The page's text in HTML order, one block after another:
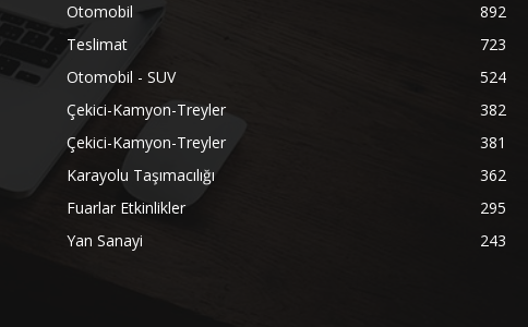
Otomobil
892
Teslimat
723
Otomobil - SUV
524
Çekici-Kamyon-Treyler
382
Çekici-Kamyon-Treyler
381
Karayolu Taşımacılığı
362
Fuarlar Etkinlikler
295
Yan Sanayi
243